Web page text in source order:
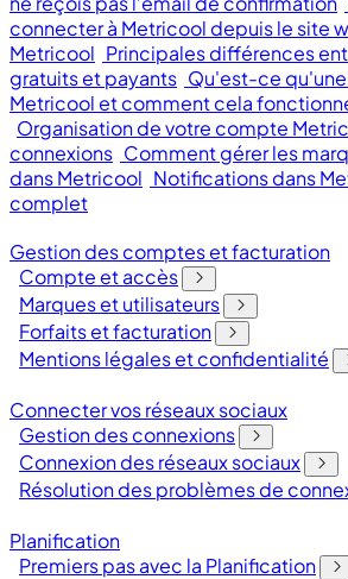
connecter à Metricool depuis le site
Metricool Principales différences
gratuits et payants Qu'est-ce
Metricool et comment cela
Organisation de votre compte
connexions Comment gérer les
dans Metricool Notifications dans
complet
Gestion des comptes et facturation
Compte et accès
Marques et utilisateurs
Forfaits et facturation
Mentions légales et confidentialité
Connecter vos réseaux sociaux
Gestion des connexions
Connexion des réseaux sociaux
Résolution des problèmes de
Planification
Premiers pas avec la Planification